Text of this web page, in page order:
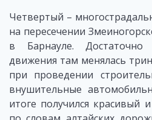
Четвертый –
на пересечении
в Барнауле.
движения там менялась
при проведении
внушительные
итоге получился красивый